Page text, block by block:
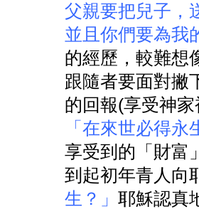
父親要把兒子，
並且你們要為我
的經歷，較難想
跟隨者要面對撇
的回報(享受神
「在來世必得永
享受到的「財富
到起初年青人向
生？」 耶穌認真